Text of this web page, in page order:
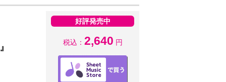
好評発売中
税込： 2,640 円